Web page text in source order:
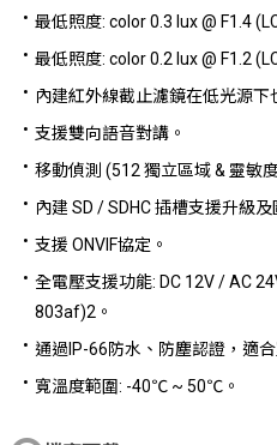
最低照度: color 0.3 lux @ F1.4
最低照度: color 0.2 lux @ F1.2
內建紅外線截止濾鏡在低光源下
支援雙向語音對講。
移動偵測 (512 獨立區域 & 靈敏
內建 SD / SDHC 插槽支援升級
支援 ONVIF協定。
全電壓支援功能: DC 12V / AC
803af)2。
通過IP-66防水、防塵認證，適
寬溫度範圍: -40℃ ~ 50℃。